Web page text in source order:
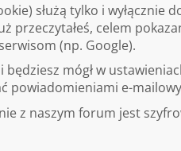
służą tylko i
przeczytałeś, celem
(np. Google).
będziesz mógł w
powiadomieniami e-
z naszym forum jest